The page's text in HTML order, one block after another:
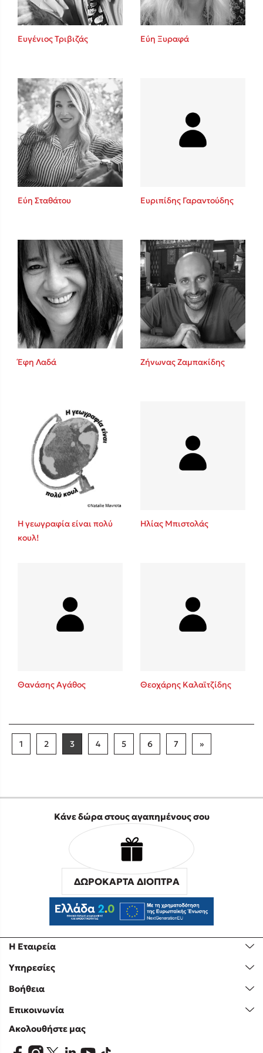
Ευγένιος Τριβιζάς Εύη Ξυραφά
Εύη Σταθάτου Ευριπίδης Γαραντούδης
Έφη Λαδά Ζήνωνας Ζαμπακίδης
Η γεωγραφία είναι πολύ
κουλ!
Ηλίας Μπιστολάς
Θανάσης Αγάθος Θεοχάρης Καλαϊτζίδης
1 2 3 4 5 6 7 »
Η Εταιρεία
Υπηρεσίες
Βοήθεια
Επικοινωνία
Κάνε δώρα στους αγαπημένους σου
ΔΩΡΟΚΑΡΤΑ ΔΙΟΠΤΡΑ
Ακολουθήστε μας